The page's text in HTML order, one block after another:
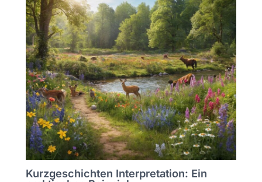
Kurzgeschichten Interpretation: Ein